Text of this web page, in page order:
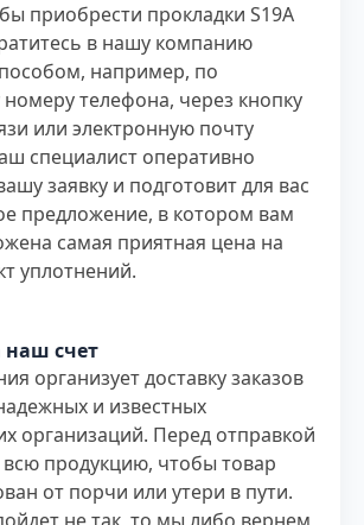
приобрести прокладки S19A
в нашу компанию
например, по
телефона, через кнопку
или электронную почту
специалист оперативно
заявку и подготовит для вас
предложение, в котором вам
самая приятная цена на
уплотнений.
наш счет
организует доставку заказов
и известных
организаций. Перед отправкой
продукцию, чтобы товар
от порчи или утери в пути.